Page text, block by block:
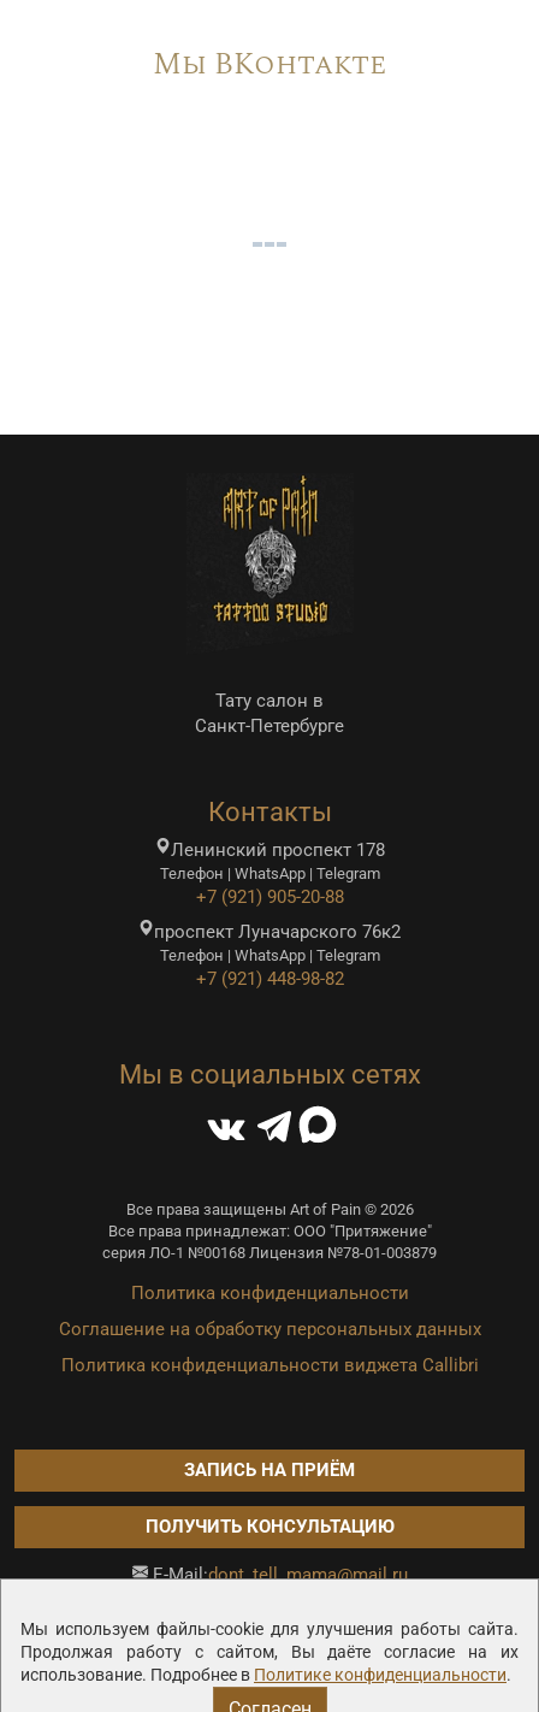
Мы используем файлы-cookie для улучшения работы сайта.
Продолжая работу с сайтом, Вы даёте согласие на их
использование. Подробнее в Политике конфиденциальности.
Мы ВКонтакте
Тату салон в
Санкт-Петербурге
Контакты
Ленинский проспект 178
Телефон | WhatsApp | Telegram
+7 (921) 905-20-88
проспект Луначарского 76к2
Телефон | WhatsApp | Telegram
+7 (921) 448-98-82
Мы в социальных сетях
Все права защищены Art of Pain © 2026
Все права принадлежат: ООО "Притяжение"
серия ЛО-1 №00168 Лицензия №78-01-003879
Политика конфиденциальности
Соглашение на обработку персональных данных
Политика конфиденциальности виджета Callibri
ЗАПИСЬ НА ПРИЁМ
ПОЛУЧИТЬ КОНСУЛЬТАЦИЮ
E-Mail:dont_tell_mama@mail.ru